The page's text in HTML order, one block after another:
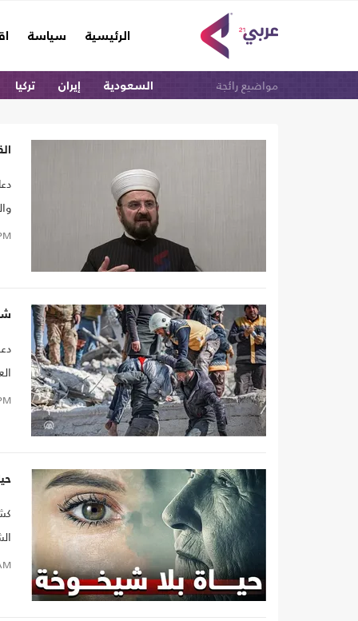
الرئيسية
(current) سياسة
مواضيع رائجة السعودية إيران تركيا